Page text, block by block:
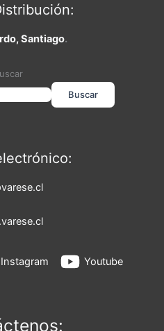
Santiago.
Buscar
Instagram Youtube